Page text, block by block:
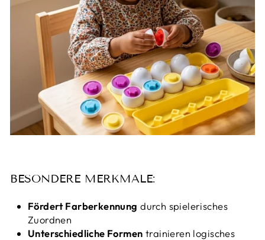
BESONDERE MERKMALE:
Fördert Farberkennung durch spielerisches
Zuordnen
Unterschiedliche Formen trainieren logisches